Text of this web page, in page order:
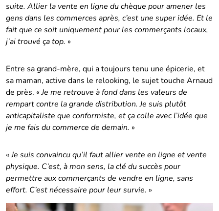
suite. Allier la vente en ligne du chèque pour amener les
gens dans les commerces après, c’est une super idée. Et le
fait que ce soit uniquement pour les commerçants locaux,
j’ai trouvé ça top. »
Entre sa grand-mère, qui a toujours tenu une épicerie, et
sa maman, active dans le relooking, le sujet touche Arnaud
de près. « Je me retrouve à fond dans les valeurs de
rempart contre la grande distribution. Je suis plutôt
anticapitaliste que conformiste, et ça colle avec l’idée que
je me fais du commerce de demain. »
« Je suis convaincu qu’il faut allier vente en ligne et vente
physique. C’est, à mon sens, la clé du succès pour
permettre aux commerçants de vendre en ligne, sans
effort. C’est nécessaire pour leur survie. »